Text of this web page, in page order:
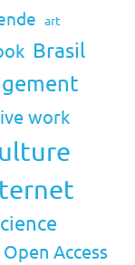
art
Brasil
work
Open Access